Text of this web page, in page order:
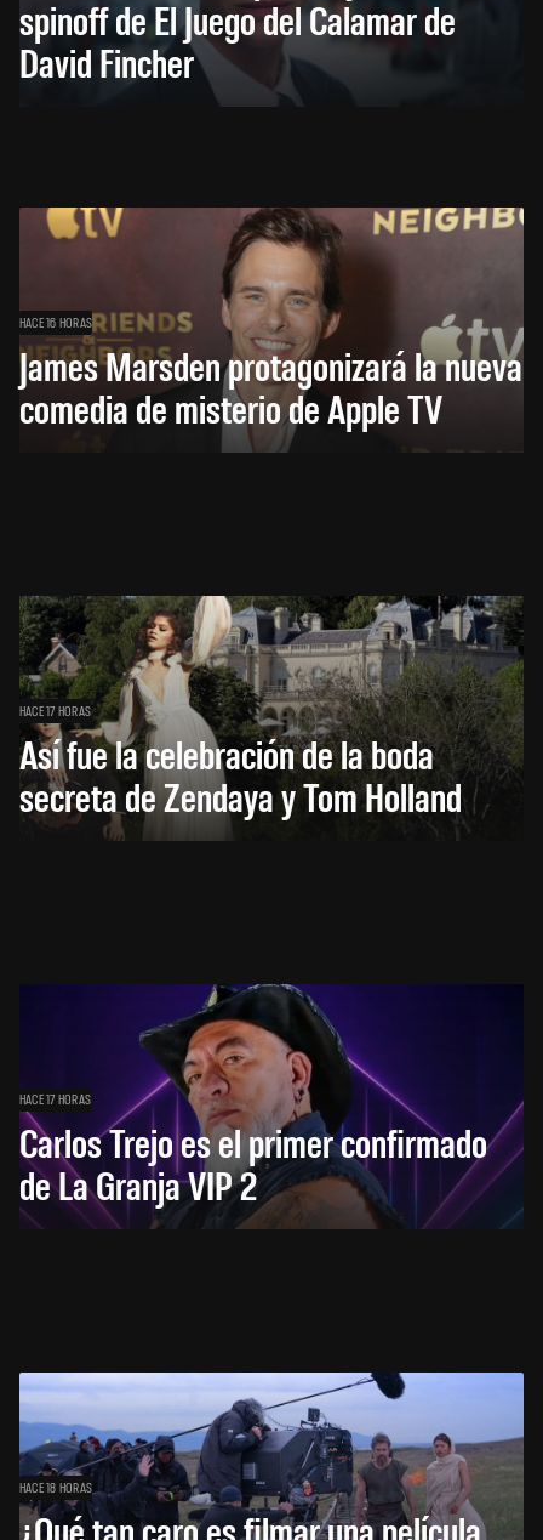
spinoff de El Juego del Calamar de
David Fincher
HACE 16 HORAS
James Marsden protagonizará la nueva
comedia de misterio de Apple TV
HACE 17 HORAS
Así fue la celebración de la boda
secreta de Zendaya y Tom Holland
HACE 17 HORAS
Carlos Trejo es el primer confirmado
de La Granja VIP 2
HACE 18 HORAS